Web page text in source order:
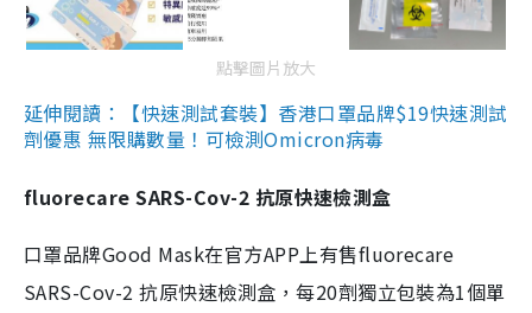
點擊圖片放大
延伸閱讀：【快速測試套裝】香港口罩品牌$19快速測試
劑優惠 無限購數量！可檢測Omicron病毒
fluorecare SARS-Cov-2 抗原快速檢測盒
口罩品牌Good Mask在官方APP上有售fluorecare
SARS-Cov-2 抗原快速檢測盒，每20劑獨立包裝為1個單